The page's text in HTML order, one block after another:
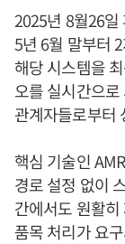
2025년 8월26일
5년 6월 말부터
해당 시스템을
오를 실시간으
관계자들로부터
핵심 기술인
경로 설정 없이
간에서도 원활
품목 처리가 요